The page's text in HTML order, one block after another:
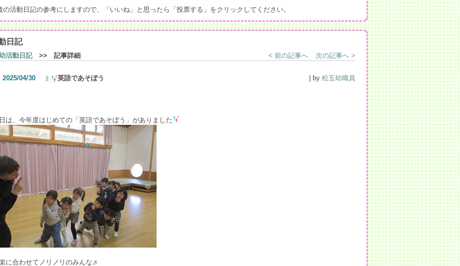
の活動日記の参考にしますので、「いいね」と思ったら「投票する」をクリックしてください。
日記
活動日記>> 記事詳細 < 前の記事へ 次の記事へ >
2025/04/30 英語であそぼう | by 松五幼職員
は、今年度はじめての「英語であそぼう」がありました
に合わせてノリノリのみんな♬